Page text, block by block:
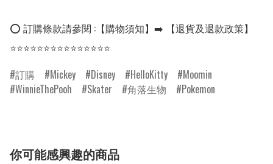
⭕ 訂購條款請參閱 :【購物須知】➡️ 【退貨及退款政策】
⭐⭐⭐⭐⭐⭐⭐⭐⭐⭐⭐⭐⭐⭐⭐
訂購
Mickey Disney HelloKitty
Moomin
WinnieThePooh
Skater 角落生物 Pokemon
你可能感興趣的商品